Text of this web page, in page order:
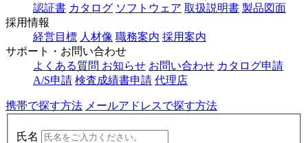
認証書 カタログ ソフトウェア 取扱説明書 製品図面
採用情報
経営目標 人材像 職務案内 採用案内
サポート・お問い合わせ
よくある質問 お知らせ お問い合わせ カタログ申請
A/S申請 検査成績書申請 代理店
携帯で探す方法 メールアドレスで探す方法
氏名